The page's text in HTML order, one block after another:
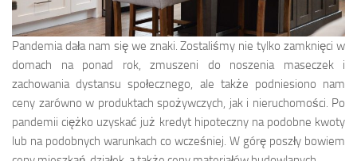
Pandemia dała nam się we znaki. Zostaliśmy nie tylko zamknięci w
domach na ponad rok, zmuszeni do noszenia maseczek i
zachowania dystansu społecznego, ale także podniesiono nam
ceny zarówno w produktach spożywczych, jak i nieruchomości. Po
pandemii ciężko uzyskać już kredyt hipoteczny na podobne kwoty
lub na podobnych warunkach co wcześniej. W górę poszły bowiem